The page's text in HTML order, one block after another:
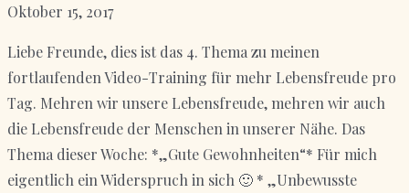
Oktober 15, 2017
Liebe Freunde, dies ist das 4. Thema zu meinen
fortlaufenden Video-Training für mehr Lebensfreude pro
Tag. Mehren wir unsere Lebensfreude, mehren wir auch
die Lebensfreude der Menschen in unserer Nähe. Das
Thema dieser Woche: *„Gute Gewohnheiten“* Für mich
eigentlich ein Widerspruch in sich 🙂 * „Unbewusste